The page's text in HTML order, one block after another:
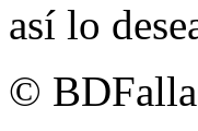
así lo
©